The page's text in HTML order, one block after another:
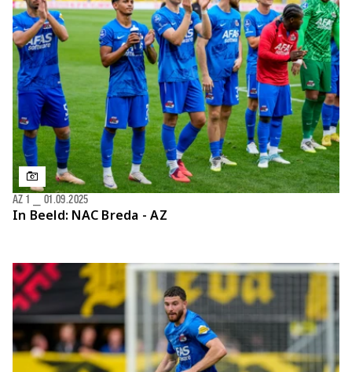
In Beeld: NAC Breda - AZ
AZ 1 01.09.2025